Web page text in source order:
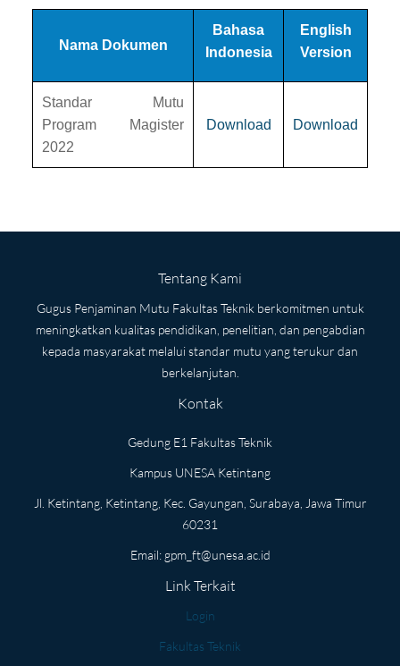
Nama Dokumen
Bahasa
Indonesia
English
Version
Standar Mutu
Program Magister
2022
Download Download
Tentang Kami
Gugus Penjaminan Mutu Fakultas Teknik berkomitmen untuk
meningkatkan kualitas pendidikan, penelitian, dan pengabdian
kepada masyarakat melalui standar mutu yang terukur dan
berkelanjutan.
Kontak
Gedung E1 Fakultas Teknik
Kampus UNESA Ketintang
Jl. Ketintang, Ketintang, Kec. Gayungan, Surabaya, Jawa Timur
60231
Email: gpm_ft@unesa.ac.id
Link Terkait
Login
Fakultas Teknik